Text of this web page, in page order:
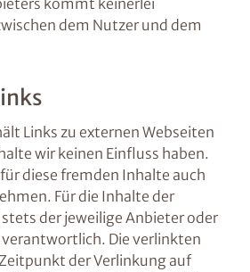
kommt keinerlei
dem Nutzer und dem
Links zu externen Webseiten
wir keinen Einfluss haben.
diese fremden Inhalte auch
Für die Inhalte der
der jeweilige Anbieter oder
Die verlinkten
der Verlinkung auf